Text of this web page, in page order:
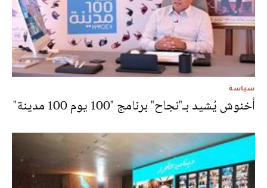
سياسة
أخنوش يُشيد بـ"نجاح" برنامج "100 يوم 100 مدينة"